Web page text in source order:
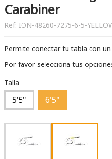
Carabiner
Ref: ION-48260-7275-6-5-
Permite conectar tu tabla con
Por favor selecciona tus
Talla
5'5" 6'5"